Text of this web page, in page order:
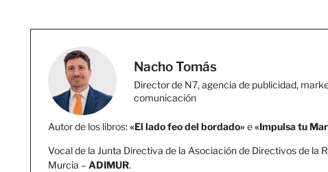
Nacho Tomás
Director de N7, agencia de publicidad,
comunicación
Autor de los libros:«El lado feo del bordado» e«Impulsa tu
Vocal de la Junta Directiva de la Asociación de Directivos de la
Murcia – ADIMUR.